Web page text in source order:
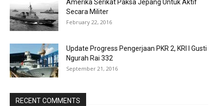
Amerika Serikat Paksa Jepang Untuk Aktif
Secara Militer
February 22, 2016
Update Progress Pengerjaan PKR 2, KRI I Gusti
Ngurah Rai 332
September 21, 2016
RECENT COMMENTS